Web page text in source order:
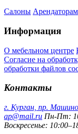
Салоны Арендаторам
Информация
О мебельном центре
Согласие на
обработки файлов
Контакты
г. Курган, пр.
ap@mail.ru Пн-Пт:
Воскресенье: